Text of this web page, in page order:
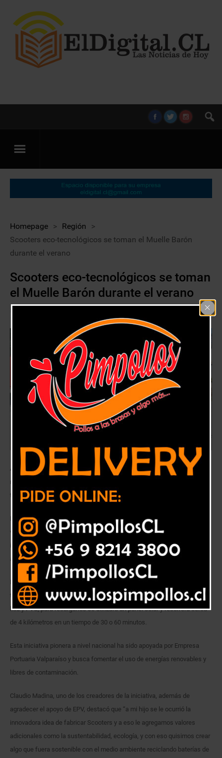
Homepage > Región
>
Scooters eco-tecnológicos se toman el Muelle Barón
durante el verano
Scooters eco-tecnológicos se toman
el Muelle Barón durante el verano
Apoyados por Empresa Portuaria Valparaíso desde hoy hasta el 15 de
marzo estarán operando desde Muelle Barón a Caleta Portales en
tramos de 30 o 60 minutos.
Muelle Barón y Paseo Wheelwright se convierten en el epicentro de este
verano con la llegada de los innovadores Scooters eco-tecnológicos,
iniciativa que nace de Claudio Madina y su hijo Matías, quienes hace un
año comenzaron a trabajar en lo que hoy se convierte en realidad.
Desde hoy (16 de enero) hasta el 15 de marzo, se encontrará
transitando este transporte turístico construido en base a baterías de
litio y PVC; para recargarlos se utilizará un panel solar y recorrerá cerca
de 4 kilómetros en un tiempo de 30 o 60 minutos.
Esta iniciativa pionera a nivel nacional ha sido apoyada por Empresa
Portuaria Valparaíso y busca fomentar el uso de energías renovables y
libres de contaminación.
Claudio Madina, uno de los creadores de la iniciativa, además de
agradecer el apoyo de EPV, destacó que “a mi hijo se le ocurrió la
innovadora idea de fabricar Scooters y a eso le agregamos valores
adicionales como la sustentabilidad, ecología, y con eso quisimos crear
algo que fuera sostenible con el medio ambiente reciclando baterías de